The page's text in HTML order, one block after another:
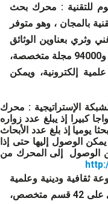
للتقنية : محرك بحث
بالمجان ، وهو متوفر
وثري بعناوين الوثائق
العلمية والأبحاث لما يزيد عن 7800 ناشر ، و94000 مجلة متخصصة،
إلكترونية، ويمكن
الإستراتيجية : محرك
كبيرا إذ يبلغ عدد زواره
100 ألف زائر شهريا، وهو موقع ينشر 20 بحثا يوميا إذ بلغ عدد الأبحاث
بحث ، والتي يمكن الوصول إليها حتى إذا
الوصول إلى المحرك من
ثقافية ودينية وعلمية
واقتصادية واجتماعية وغيرها ، إذ أنه يحتوي على 42 قسم متخصص،